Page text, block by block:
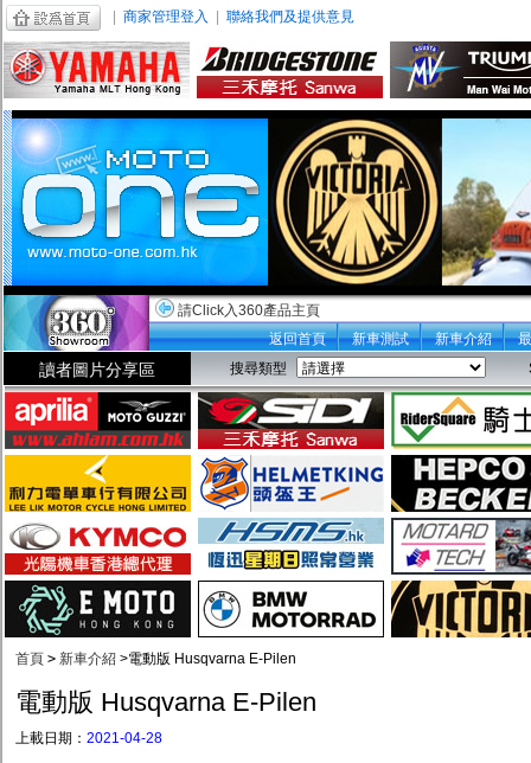
商家管理登入 聯絡我們及提供意見
請Click入360產品主頁
返回首頁
新車測試 新車介紹
讀者圖片分享區 搜尋類型
首頁 > 新車介紹 >電動版 Husqvarna E-Pilen
電動版 Husqvarna E-Pilen
上載日期： 2021-04-28